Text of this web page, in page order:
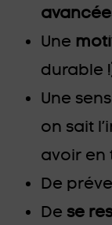
Une
durable
Une
on sait
avoir en
De
De se